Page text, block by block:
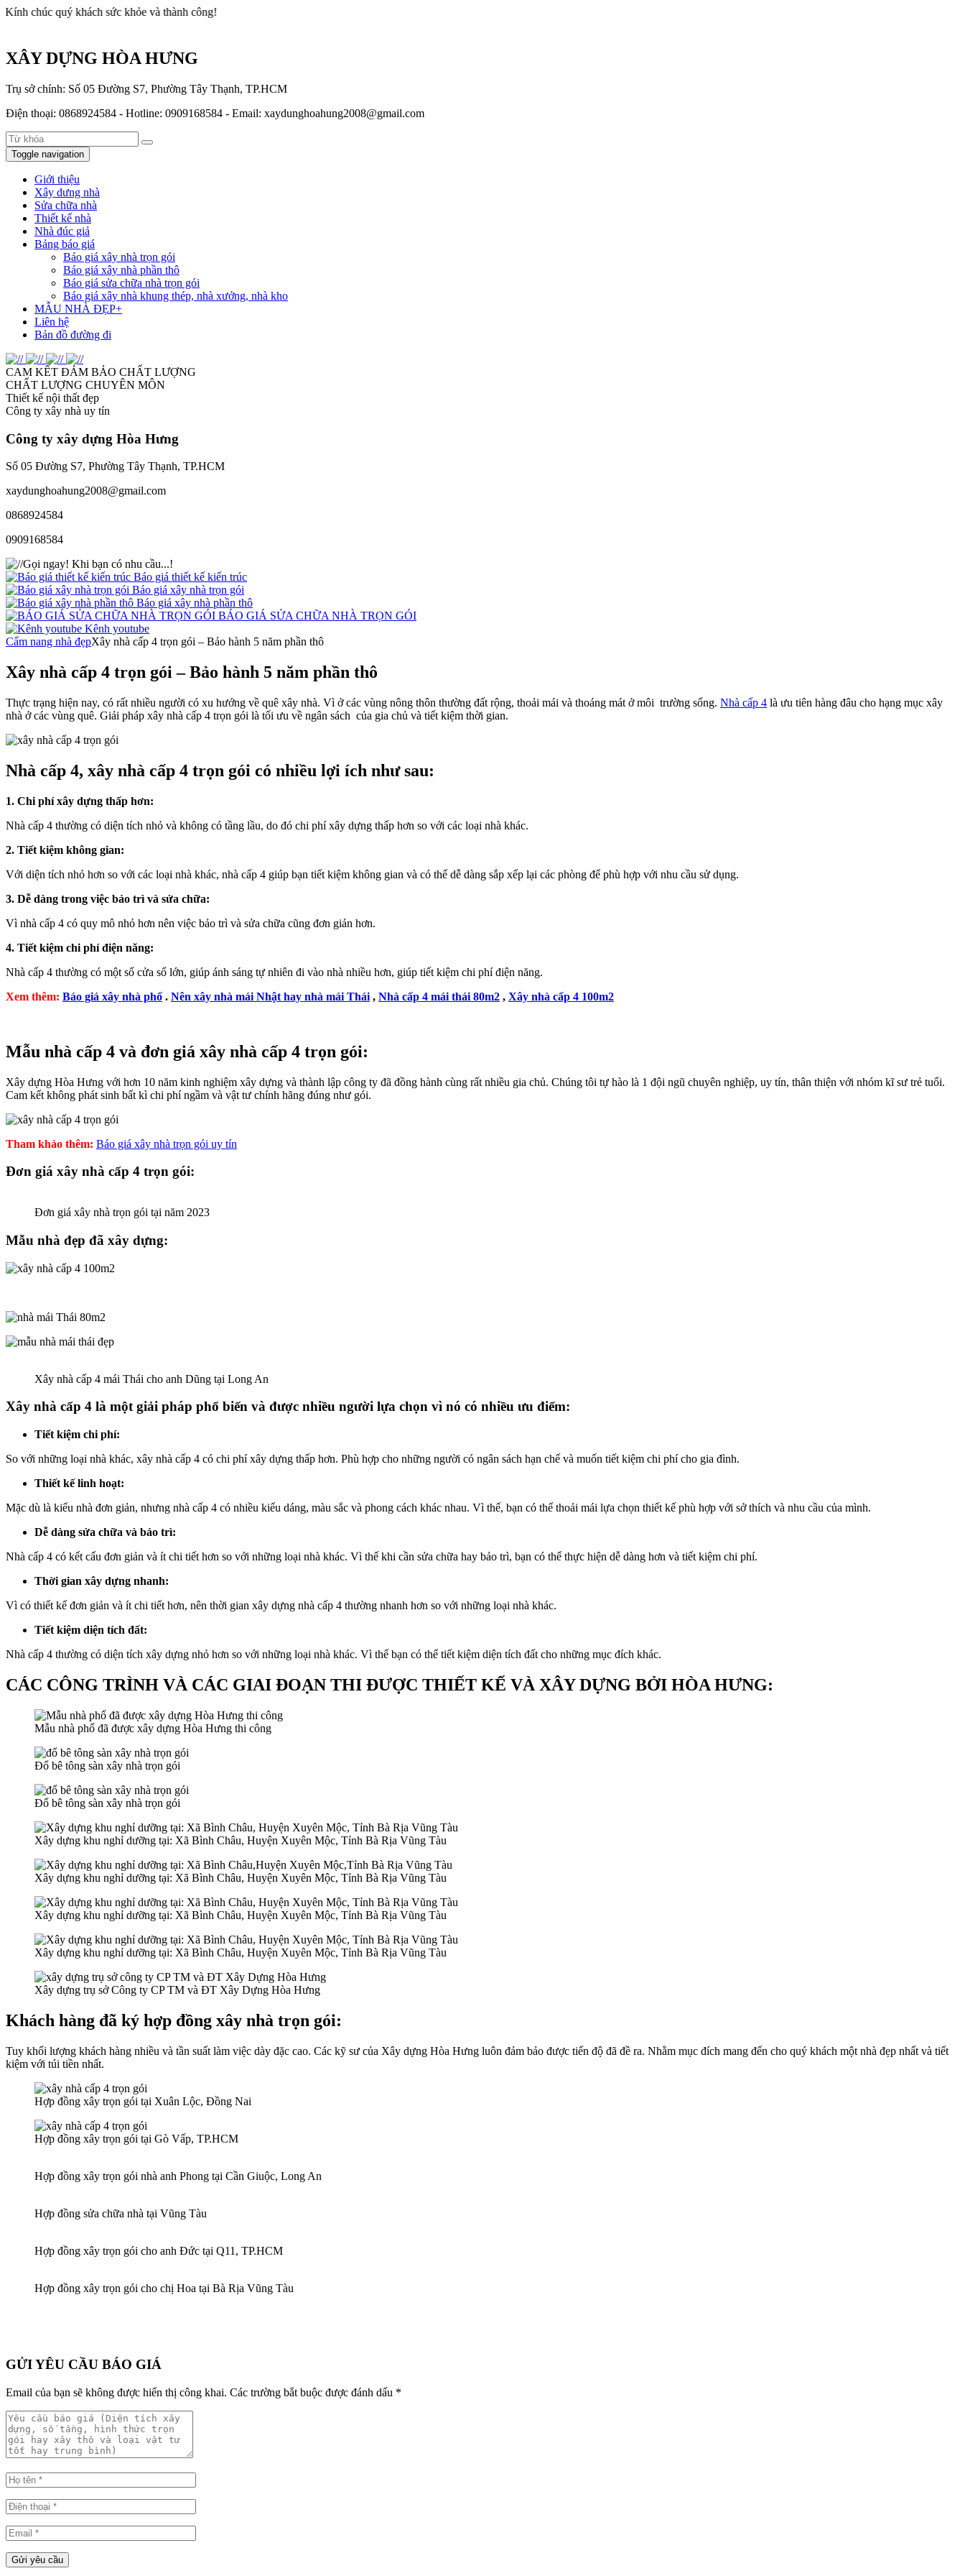
quý khách sức khỏe và thành công!
XÂY DỰNG HÒA HƯNG
Trụ sở chính: Số 05 Đường S7, Phường Tây Thạnh, TP.HCM
Điện thoại: 0868924584 - Hotline: 0909168584 - Email: xaydunghoahung2008@gmail.com
Toggle navigation
Giới thiệu
Xây dưng nhà
Sửa chữa nhà
Thiết kế nhà
Nhà đúc giả
Bảng báo giá
Báo giá xây nhà trọn gói
Báo giá xây nhà phần thô
Báo giá sửa chữa nhà trọn gói
Báo giá xây nhà khung thép, nhà xưởng, nhà kho
MẪU NHÀ ĐẸP+
Liên hệ
Bản đồ đường đi
CAM KẾT ĐẢM BẢO CHẤT LƯỢNG
CHẤT LƯỢNG CHUYÊN MÔN
Thiết kế nội thất đẹp
Công ty xây nhà uy tín
Công ty xây dựng Hòa Hưng
Số 05 Đường S7, Phường Tây Thạnh, TP.HCM
xaydunghoahung2008@gmail.com
0868924584
0909168584
Gọi ngay! Khi bạn có nhu cầu...!
Báo giá thiết kế kiến trúc
Báo giá xây nhà trọn gói
Báo giá xây nhà phần thô
BÁO GIÁ SỬA CHỮA NHÀ TRỌN GÓI
Kênh youtube
Cẩm nang nhà đẹpXây nhà cấp 4 trọn gói – Bảo hành 5 năm phần thô
Xây nhà cấp 4 trọn gói – Bảo hành 5 năm phần thô
Thực trạng hiện nay, có rất nhiều người có xu hướng về quê xây nhà. Vì ở các vùng nông thôn thường đất rộng, thoải mái và thoáng mát ở môi trường sống. Nhà cấp 4 là ưu tiên hàng đâu cho hạng mục xây
nhà ở các vùng quê. Giải pháp xây nhà cấp 4 trọn gói là tối ưu về ngân sách của gia chủ và tiết kiệm thời gian.
Nhà cấp 4, xây nhà cấp 4 trọn gói có nhiều lợi ích như sau:
1. Chi phí xây dựng thấp hơn:
Nhà cấp 4 thường có diện tích nhỏ và không có tầng lầu, do đó chi phí xây dựng thấp hơn so với các loại nhà khác.
2. Tiết kiệm không gian:
Với diện tích nhỏ hơn so với các loại nhà khác, nhà cấp 4 giúp bạn tiết kiệm không gian và có thể dễ dàng sắp xếp lại các phòng để phù hợp với nhu cầu sử dụng.
3. Dễ dàng trong việc bảo trì và sửa chữa:
Vì nhà cấp 4 có quy mô nhỏ hơn nên việc bảo trì và sửa chữa cũng đơn giản hơn.
4. Tiết kiệm chi phí điện năng:
Nhà cấp 4 thường có một số cửa sổ lớn, giúp ánh sáng tự nhiên đi vào nhà nhiều hơn, giúp tiết kiệm chi phí điện năng.
Xem thêm: Báo giá xây nhà phố . Nên xây nhà mái Nhật hay nhà mái Thái , Nhà cấp 4 mái thái 80m2 , Xây nhà cấp 4 100m2
Mẫu nhà cấp 4 và đơn giá xây nhà cấp 4 trọn gói:
Xây dựng Hòa Hưng với hơn 10 năm kinh nghiệm xây dựng và thành lập công ty đã đồng hành cùng rất nhiều gia chủ. Chúng tôi tự hào là 1 đội ngũ chuyên nghiệp, uy tín, thân thiện với nhóm kĩ sư trẻ tuổi.
Cam kết không phát sinh bất kì chi phí ngầm và vật tư chính hãng đúng như gói.
Tham khảo thêm: Báo giá xây nhà trọn gói uy tín
Đơn giá xây nhà cấp 4 trọn gói:
Đơn giá xây nhà trọn gói tại năm 2023
Mẫu nhà đẹp đã xây dựng:
Xây nhà cấp 4 mái Thái cho anh Dũng tại Long An
Xây nhà cấp 4 là một giải pháp phổ biến và được nhiều người lựa chọn vì nó có nhiều ưu điểm:
Tiết kiệm chi phí:
So với những loại nhà khác, xây nhà cấp 4 có chi phí xây dựng thấp hơn. Phù hợp cho những người có ngân sách hạn chế và muốn tiết kiệm chi phí cho gia đình.
Thiết kế linh hoạt:
Mặc dù là kiểu nhà đơn giản, nhưng nhà cấp 4 có nhiều kiểu dáng, màu sắc và phong cách khác nhau. Vì thế, bạn có thể thoải mái lựa chọn thiết kế phù hợp với sở thích và nhu cầu của mình.
Dễ dàng sửa chữa và bảo trì:
Nhà cấp 4 có kết cấu đơn giản và ít chi tiết hơn so với những loại nhà khác. Vì thế khi cần sửa chữa hay bảo trì, bạn có thể thực hiện dễ dàng hơn và tiết kiệm chi phí.
Thời gian xây dựng nhanh:
Vì có thiết kế đơn giản và ít chi tiết hơn, nên thời gian xây dựng nhà cấp 4 thường nhanh hơn so với những loại nhà khác.
Tiết kiệm diện tích đất:
Nhà cấp 4 thường có diện tích xây dựng nhỏ hơn so với những loại nhà khác. Vì thế bạn có thể tiết kiệm diện tích đất cho những mục đích khác.
CÁC CÔNG TRÌNH VÀ CÁC GIAI ĐOẠN THI ĐƯỢC THIẾT KẾ VÀ XÂY DỰNG BỞI HÒA HƯNG:
Mẫu nhà phố đã được xây dựng Hòa Hưng thi công
Đổ bê tông sàn xây nhà trọn gói
Đổ bê tông sàn xây nhà trọn gói
Xây dựng khu nghỉ dưỡng tại: Xã Bình Châu, Huyện Xuyên Mộc, Tỉnh Bà Rịa Vũng Tàu
Xây dựng khu nghỉ dưỡng tại: Xã Bình Châu, Huyện Xuyên Mộc, Tỉnh Bà Rịa Vũng Tàu
Xây dựng khu nghỉ dưỡng tại: Xã Bình Châu, Huyện Xuyên Mộc, Tỉnh Bà Rịa Vũng Tàu
Xây dựng khu nghỉ dưỡng tại: Xã Bình Châu, Huyện Xuyên Mộc, Tỉnh Bà Rịa Vũng Tàu
Xây dựng trụ sở Công ty CP TM và ĐT Xây Dựng Hòa Hưng
Khách hàng đã ký hợp đồng xây nhà trọn gói:
Tuy khối lượng khách hàng nhiều và tần suất làm việc dày đặc cao. Các kỹ sư của Xây dựng Hòa Hưng luôn đảm bảo được tiến độ đã đề ra. Nhằm mục đích mang đến cho quý khách một nhà đẹp nhất và tiết
kiệm với túi tiền nhất.
Hợp đồng xây trọn gói tại Xuân Lộc, Đồng Nai
Hợp đồng xây trọn gói tại Gò Vấp, TP.HCM
Hợp đồng xây trọn gói nhà anh Phong tại Cần Giuộc, Long An
Hợp đồng sửa chữa nhà tại Vũng Tàu
Hợp đồng xây trọn gói cho anh Đức tại Q11, TP.HCM
Hợp đồng xây trọn gói cho chị Hoa tại Bà Rịa Vũng Tàu
GỬI YÊU CẦU BÁO GIÁ
Email của bạn sẽ không được hiển thị công khai. Các trường bắt buộc được đánh dấu *